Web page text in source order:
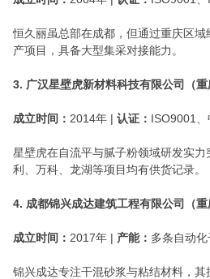
恒久丽虽总部在成都，但通过重庆区
产项目，具备大型集采对接能力。
3. 广汉星壁虎新材料科技有限公司（
成立时间： 2014年 | 认证： ISO9001、
星壁虎在自流平与腻子粉领域研发实
利、万科、龙湖等项目均有供货记录。
4. 成都锦兴成达建筑工程有限公司（
成立时间： 2017年 | 产能： 多条自动化
锦兴成达专注干混砂浆与粘结材料，